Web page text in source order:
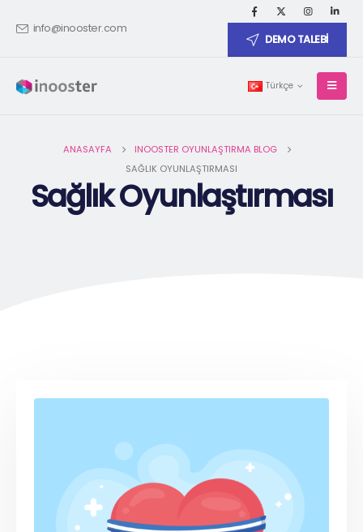
info@inooster.com
DEMO TALEBİ
Türkçe
ANASAYFA
INOOSTER OYUNLAŞTIRMA BLOG
SAĞLIK OYUNLAŞTIRMASI
Sağlık Oyunlaştırması